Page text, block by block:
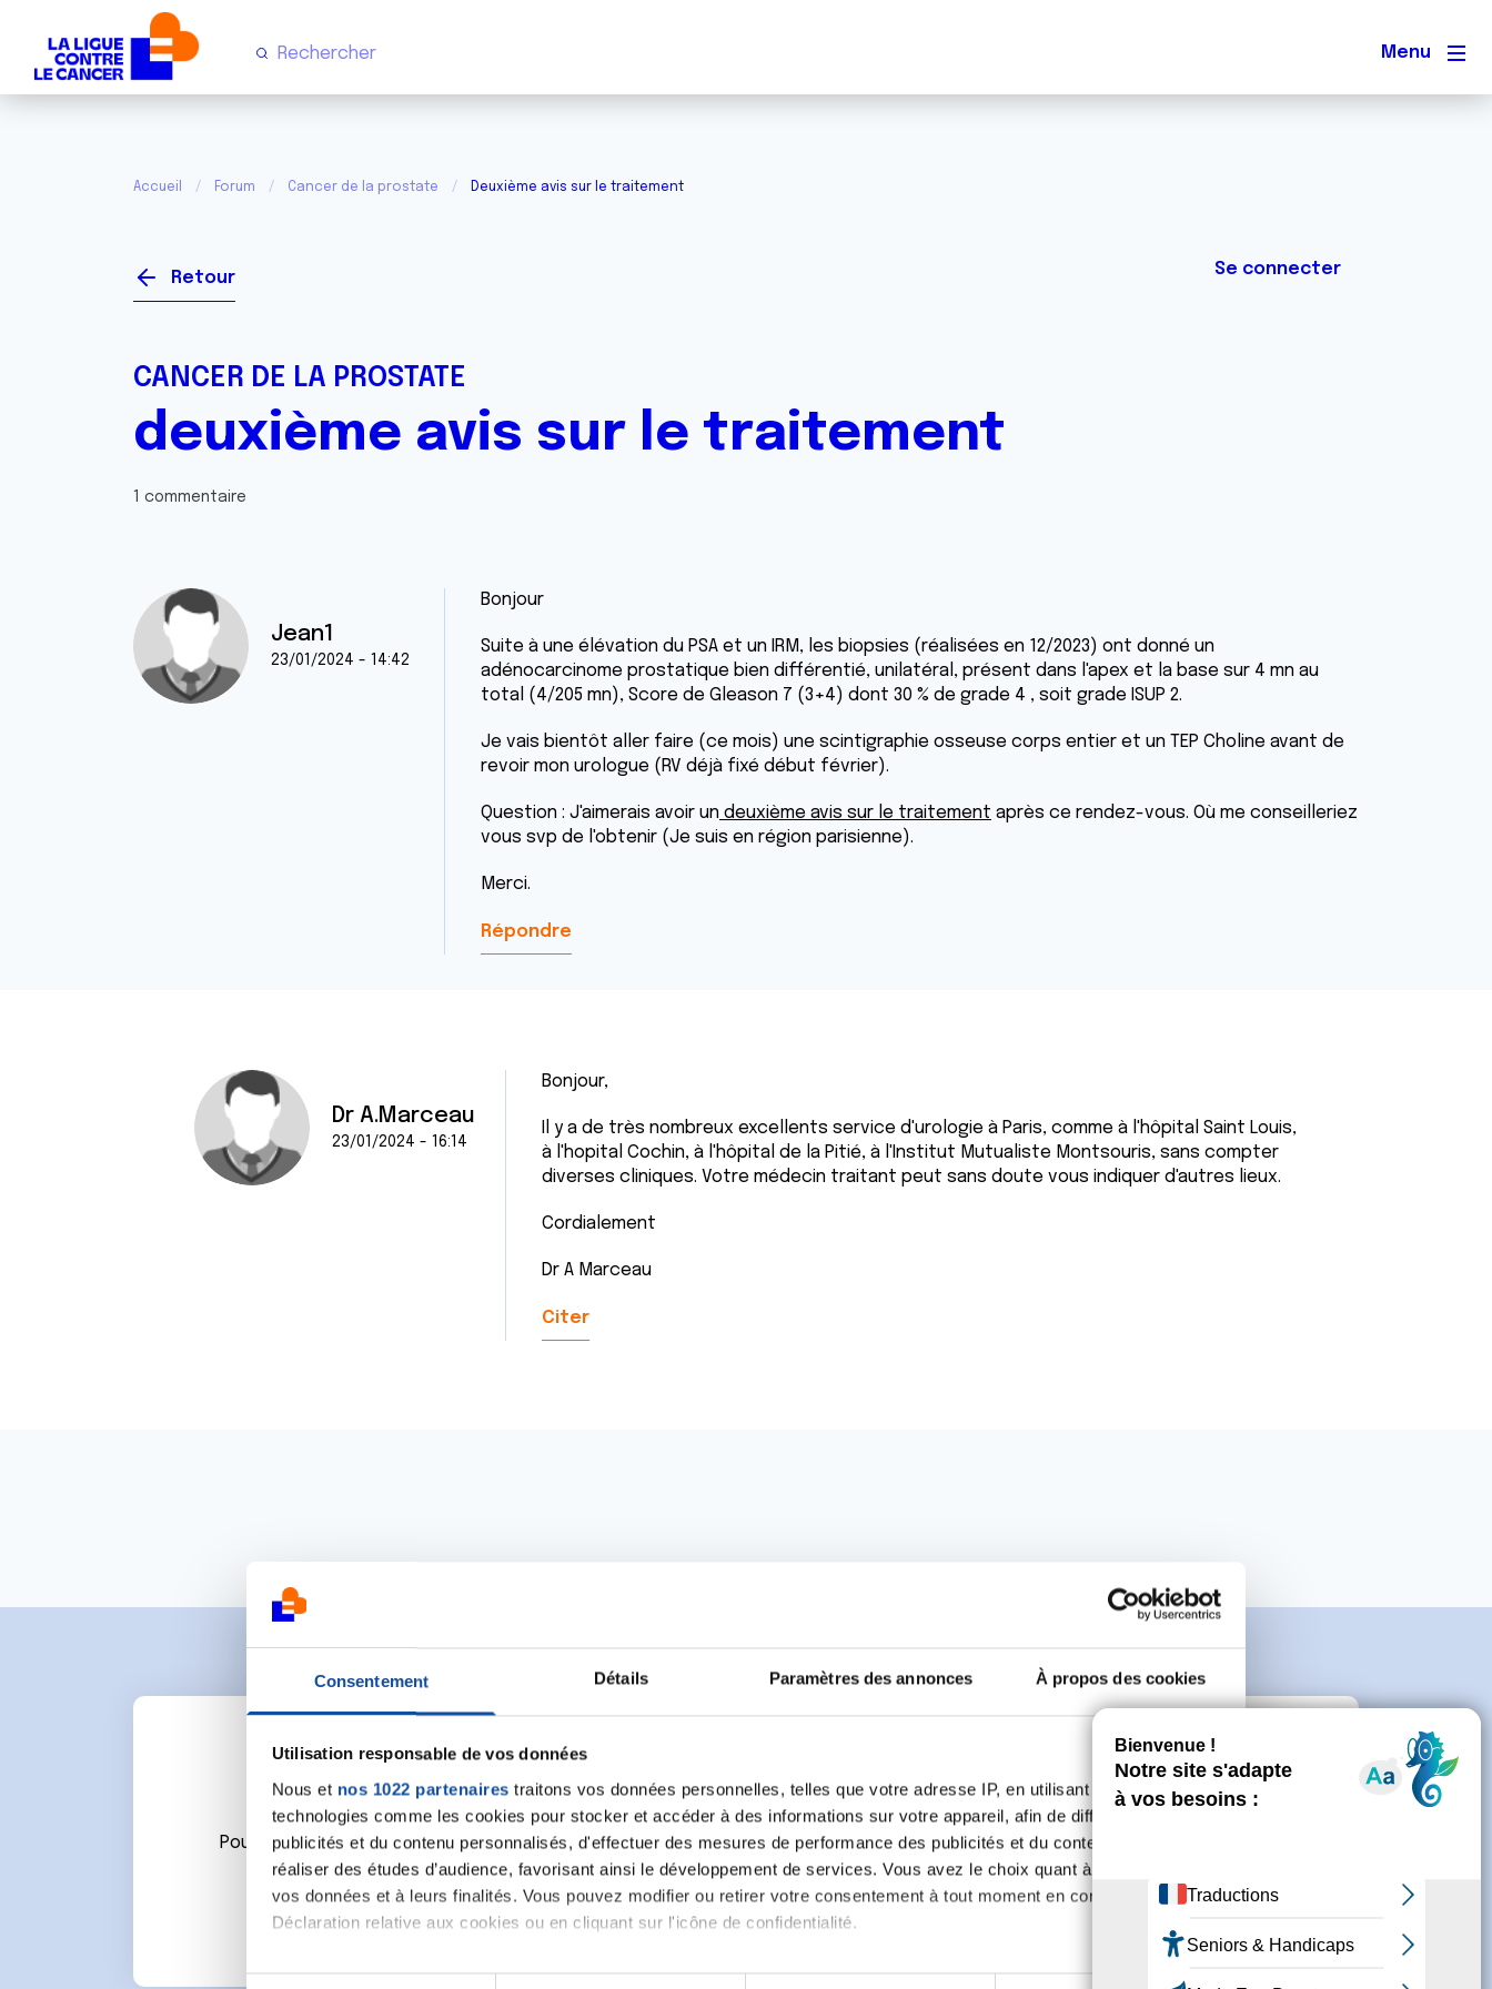
Consentement Détails Paramètres des annonces À propos des cookies
Utilisation responsable de vos données
Nous et nos 1022 partenaires traitons vos données personnelles, telles que votre adresse IP, en utilisant des
technologies comme les cookies pour stocker et accéder à des informations sur votre appareil, afin de diffuser des
publicités et du contenu personnalisés, d'effectuer des mesures de performance des publicités et du contenu, ainsi que de
réaliser des études d’audience, favorisant ainsi le développement de services. Vous avez le choix quant à l'utilisation de
vos données et à leurs finalités. Vous pouvez modifier ou retirer votre consentement à tout moment en consultant la
Déclaration relative aux cookies ou en cliquant sur l'icône de confidentialité.
Si vous le permettez, nous aimerions également :
Menu
Accueil Forum Cancer de la prostate Deuxième avis sur le traitement
Retour Se connecter
CANCER DE LA PROSTATE
deuxième avis sur le traitement
1 commentaire
Jean1
23/01/2024 - 14:42
Bonjour
Suite à une élévation du PSA et un IRM, les biopsies (réalisées en 12/2023) ont donné un
adénocarcinome prostatique bien différentié, unilatéral, présent dans l'apex et la base sur 4 mn au
total (4/205 mn), Score de Gleason 7 (3+4) dont 30 % de grade 4 , soit grade ISUP 2.
Je vais bientôt aller faire (ce mois) une scintigraphie osseuse corps entier et un TEP Choline avant de
revoir mon urologue (RV déjà fixé début février).
Question : J'aimerais avoir un deuxième avis sur le traitement après ce rendez-vous. Où me conseilleriez
vous svp de l'obtenir (Je suis en région parisienne).
Merci.
Répondre
Dr A.Marceau
23/01/2024 - 16:14
Bonjour,
Il y a de très nombreux excellents service d'urologie à Paris, comme à l'hôpital Saint Louis,
à l'hopital Cochin, à l'hôpital de la Pitié, à l'Institut Mutualiste Montsouris, sans compter
diverses cliniques. Votre médecin traitant peut sans doute vous indiquer d'autres lieux.
Cordialement
Dr A Marceau
Citer
Ecrire un commentaire
Pour écrire un commentaire ou lancer une nouvelle discussion vous aurez besoin de vous connecter ou de créer un compte.
Se connecter Créer un nouveau compte